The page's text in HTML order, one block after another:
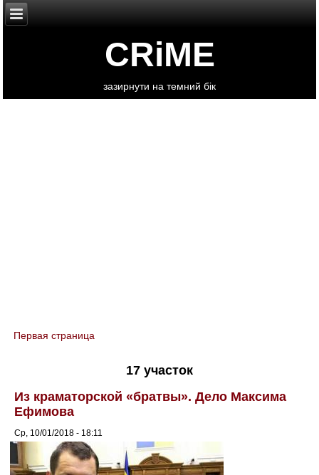
CRiME
зазирнути на темний бік
You are here
Первая страница
17 участок
Из краматорской «братвы». Дело Максима
Ефимова
Ср, 10/01/2018 - 18:11